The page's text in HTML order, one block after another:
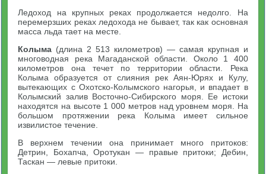
Ледоход на крупных реках продолжается недолго. На
перемерзших реках ледохода не бывает, так как основная
масса льда тает на месте.
Колыма (длина 2 513 километров) — самая крупная и
многоводная река Магаданской области. Около 1 400
километров она течет по территории области. Река
Колыма образуется от слияния рек Аян-Юрях и Кулу,
вытекающих с Охотско-Колымского нагорья, и впадает в
Колымский залив Восточно-Сибирского моря. Ее истоки
находятся на высоте 1 000 метров над уровнем моря. На
большом протяжении река Колыма имеет сильное
извилистое течение.
В верхнем течении она принимает много притоков:
Детрин, Бохапча, Оротукан — правые притоки; Дебин,
Таскан — левые притоки.